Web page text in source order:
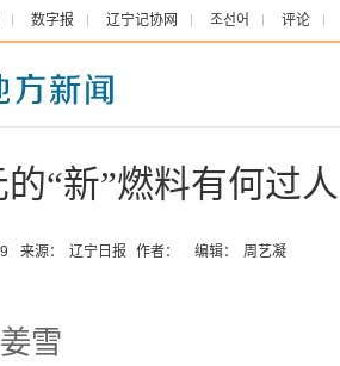
数字报 辽宁记协网 조선어 评论
“新”燃料有何过
来源： 辽宁日报 作者： 编辑： 周艺凝
雪